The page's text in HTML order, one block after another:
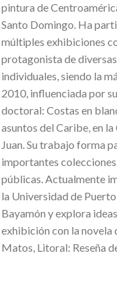
pintura de
Santo Domingo. Ha
múltiples exhibiciones
protagonista de
individuales, siendo la
2010, influenciada por
doctoral: Costas en
asuntos del Caribe, en la
Juan. Su trabajo forma
importantes
públicas. Actualmente
la Universidad de
Bayamón y explora
exhibición con la novela
Matos, Litoral: Reseña